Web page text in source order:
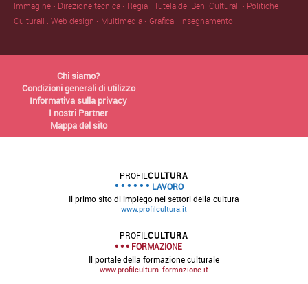
Immagine • Direzione tecnica • Regia .Tutela dei Beni Culturali • Politiche
Culturali .Web design • Multimedia • Grafica . Insegnamento .
Chi siamo?
Condizioni generali di utilizzo
Informativa sulla privacy
I nostri Partner
Mappa del sito
PROFIL CULTURA
LAVORO
Il primo sito di impiego nei settori della cultura
www.profilcultura.it
PROFIL CULTURA
FORMAZIONE
Il portale della formazione culturale
www.profilcultura-formazione.it